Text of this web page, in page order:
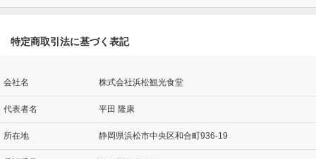
特定商取引法に基づく表記
会社名 株式会社浜松観光食堂
代表者名 平田 隆康
所在地 静岡県浜松市中央区和合町936-19